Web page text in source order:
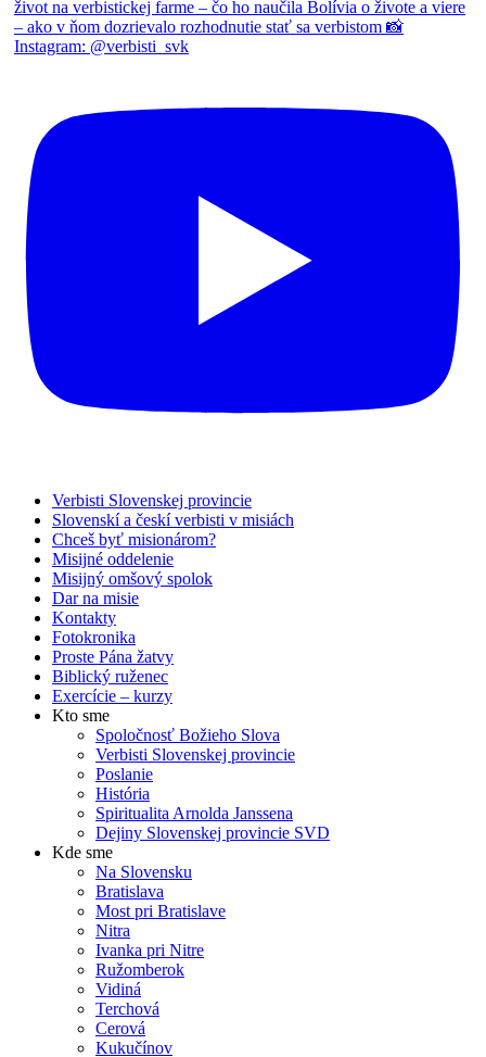
Verbisti Slovenskej provincie
Slovenskí a českí verbisti v misiách
Chceš byť misionárom?
Misijné oddelenie
Misijný omšový spolok
Dar na misie
Kontakty
Fotokronika
Proste Pána žatvy
Biblický ruženec
Exercície – kurzy
Kto sme
Spoločnosť Božieho Slova
Verbisti Slovenskej provincie
Poslanie
História
Spiritualita Arnolda Janssena
Dejiny Slovenskej provincie SVD
Kde sme
Na Slovensku
Bratislava
Most pri Bratislave
Nitra
Ivanka pri Nitre
Ružomberok
Vidiná
Terchová
Cerová
Kukučínov